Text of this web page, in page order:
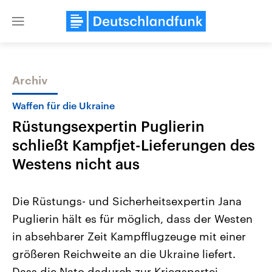
Close
Themen
2026
Alle Informationen
Sachsen-Anhalt wählt am 6.
September 2026 einen neuen
Landtag. Seit 2021 wird das
Bundesland von einer Koalition aus
Aktuelle Beiträge,
Hintergründe
Wirtschaftlich und
gehören die Vereinigten
den mächtigsten Ländern
mit großem Einfluss auf
Archiv
Waffen für die Ukraine
Rüstungsexpertin Puglierin
schließt Kampfjet-Lieferungen des
Westens nicht aus
Die Rüstungs- und Sicherheitsexpertin Jana
Puglierin hält es für möglich, dass der Westen
in absehbarer Zeit Kampfflugzeuge mit einer
größeren Reichweite an die Ukraine liefert.